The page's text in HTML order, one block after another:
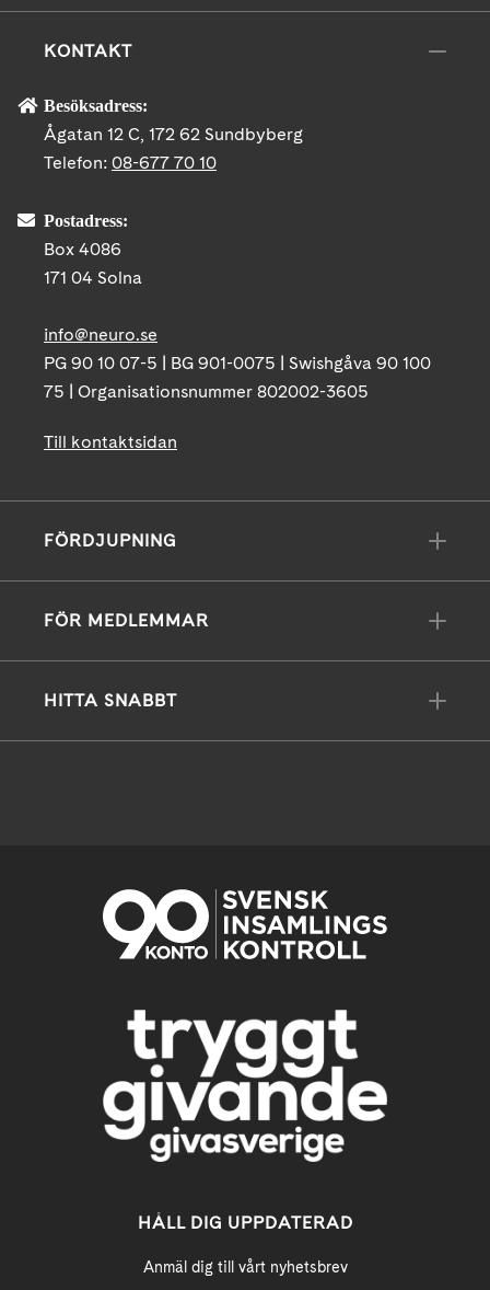
KONTAKT
Besöksadress:
Ågatan 12 C, 172 62 Sundbyberg
Telefon: 08-677 70 10
Postadress:
Box 4086
171 04 Solna
info@neuro.se
PG 90 10 07-5 | BG 901-0075 | Swishgåva 90 100
75 | Organisationsnummer 802002-3605
Till kontaktsidan
FÖRDJUPNING
FÖR MEDLEMMAR
HITTA SNABBT
HÅLL DIG UPPDATERAD
Anmäl dig till vårt nyhetsbrev